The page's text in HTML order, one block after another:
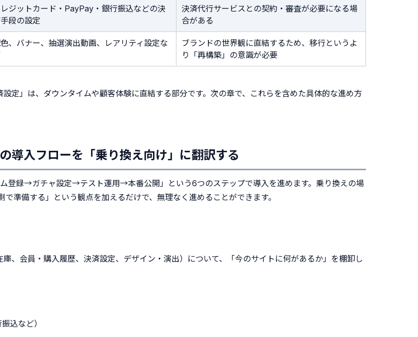
ジットカード・PayPay・銀行振込などの決
段の設定
決済代行サービスとの契約・審査が必要になる場
合がある
、バナー、抽選演出動画、レアリティ設定な
ブランドの世界観に直結するため、移行というよ
り「再構築」の意識が必要
定」は、ダウンタイムや顧客体験に直結する部分です。次の章で、これらを含めた具体的な進め方
入フローを「乗り換え向け」に翻訳する
録→ガチャ設定→テスト運用→本番公開」という6つのステップで導入を進めます。乗り換えの場
準備する」という観点を加えるだけで、無理なく進めることができます。
、会員・購入履歴、決済設定、デザイン・演出）について、「今のサイトに何があるか」を棚卸し
込など）